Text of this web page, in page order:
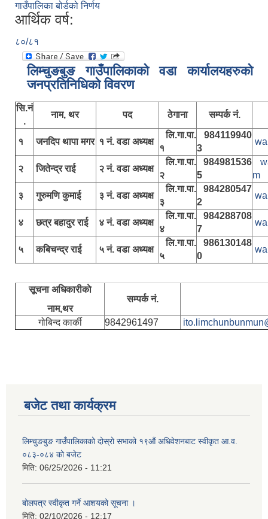
गाउँपालिका बोर्डको निर्णय
आर्थिक वर्ष:
८०/८१
लिम्चुङबुङ गाउँपालिकाकाे वडा कार्यालयहरुकाे
जनप्रतिनिधिकाे विवरण
सि.नं
.
नाम, थर पद ठेगाना सम्पर्क नं.
१ जनदिप थापा मगर १ नं. वडा अध्यक्ष
लि.गा.पा.
१
984119940
3
२ जितेन्द्र राई २ नं. वडा अध्यक्ष
लि.गा.पा.
२
984981536
5
m
३
गुरुमणि कुमाई ३ नं. वडा अध्यक्ष
लि.गा.पा.
३
984280547
2
४ छत्र बहादुर राई ४ नं. वडा अध्यक्ष
लि.गा.पा.
४
984288708
7
५ कबिचन्द्र राई ५ नं. वडा अध्यक्ष
लि.गा.पा.
५
986130148
0
सूचना अधिकारीकाे
नाम,थर
सम्पर्क नं.
गोबिन्द कार्की 9842961497
बजेट तथा कार्यक्रम
लिम्चुङबुङ गाउँपालिकाको दोस्रो सभाको १९औं अधिवेशनबाट स्वीकृत आ.व.
०८३-०८४ को बजेट
मिति: 06/25/2026 - 11:21
बोलपत्र स्वीकृत गर्ने आशयको सूचना ।
मिति: 02/10/2026 - 12:17